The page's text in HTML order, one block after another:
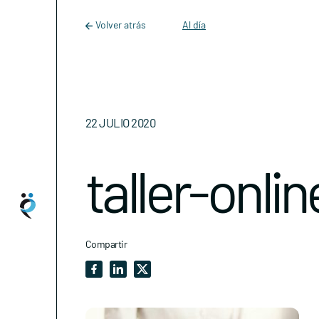
Main Navigation
Volver atrás Al día
22 JULIO 2020
taller-
Compartir